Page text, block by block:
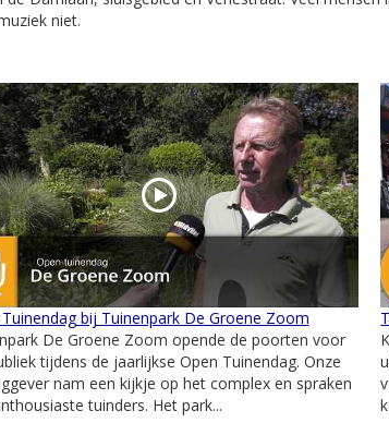
niet.
bij Tuinenpark De Groene Zoom
De Groene Zoom opende de poorten voor
tijdens de jaarlijkse Open Tuinendag. Onze
nam een kijkje op het complex en spraken
tuinders. Het park...